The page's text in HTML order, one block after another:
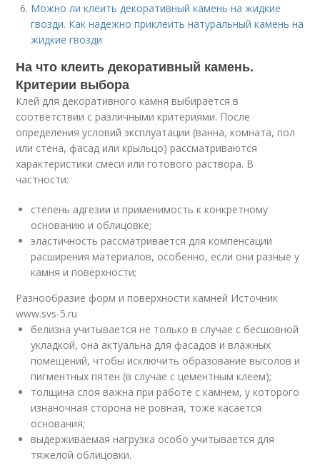
Можно ли клеить декоративный камень на жидкие
гвозди. Как надежно приклеить натуральный камень на
жидкие гвозди
На что клеить декоративный камень.
Критерии выбора
Клей для декоративного камня выбирается в
соответствии с различными критериями. После
определения условий эксплуатации (ванна, комната, пол
или стена, фасад или крыльцо) рассматриваются
характеристики смеси или готового раствора. В
частности:
степень адгезии и применимость к конкретному
основанию и облицовке;
эластичность рассматривается для компенсации
расширения материалов, особенно, если они разные у
камня и поверхности;
Разнообразие форм и поверхности камней Источник
www.svs-5.ru
белизна учитывается не только в случае с бесшовной
укладкой, она актуальна для фасадов и влажных
помещений, чтобы исключить образование высолов и
пигментных пятен (в случае с цементным клеем);
толщина слоя важна при работе с камнем, у которого
изнаночная сторона не ровная, тоже касается
основания;
выдерживаемая нагрузка особо учитывается для
тяжелой облицовки.